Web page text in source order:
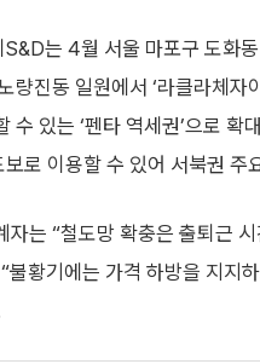
는 4월 서울 마포구 도화
량진동 일원에서 ‘라클라체
수 있는 ‘펜타 역세권’으로
로 이용할 수 있어 서북권
자는 “철도망 확충은 출퇴근
불황기에는 가격 하방을 지지